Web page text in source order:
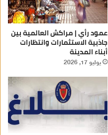
عمود رأي | مراكش العالمية بين
جاذبية الاستثمارات وانتظارات
أبناء المدينة
يوليو 17, 2026